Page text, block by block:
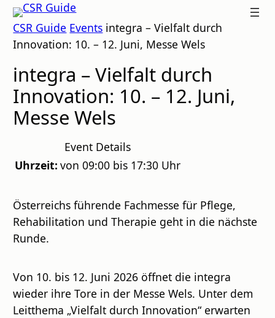
Zum
Inhalt
springen
CSR
GUIDE
CSR Guide Events integra – Vielfalt durch
Innovation: 10. – 12. Juni, Messe Wels
integra – Vielfalt durch
Innovation: 10. – 12. Juni,
Messe Wels
Event Details
Uhrzeit: von 09:00 bis 17:30 Uhr
Österreichs führende Fachmesse für Pflege,
Rehabilitation und Therapie geht in die nächste
Runde.
Von 10. bis 12. Juni 2026 öffnet die integra
wieder ihre Tore in der Messe Wels. Unter dem
Leitthema „Vielfalt durch Innovation“ erwarten